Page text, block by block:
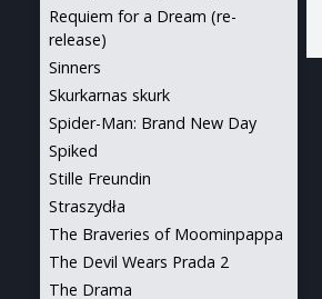
Requiem for a Dream (re-
release)
Sinners
Skurkarnas skurk
Spider-Man: Brand New Day
Spiked
Stille Freundin
Straszydła
The Braveries of Moominpappa
The Devil Wears Prada 2
The Drama